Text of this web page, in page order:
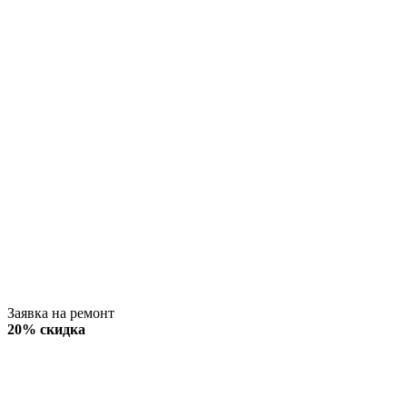
Заявка на ремонт
20% скидка